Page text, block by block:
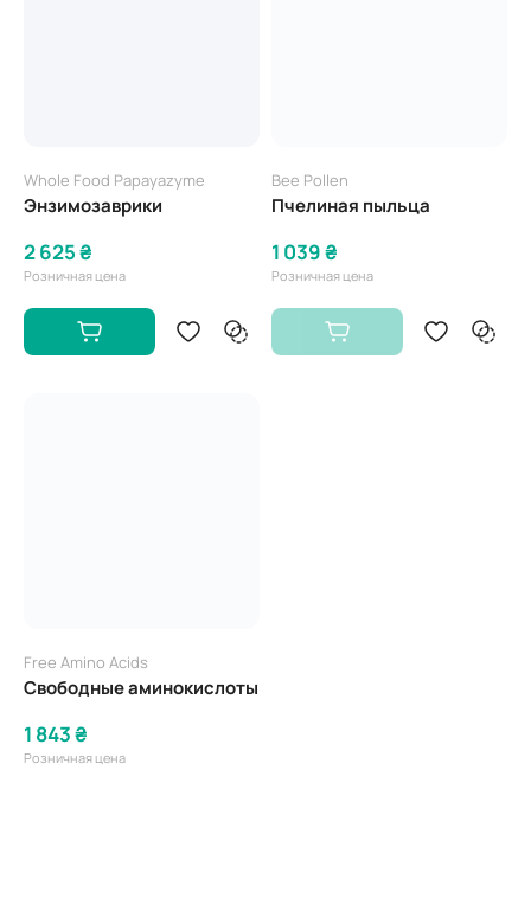
Whole Food Papayazyme
Энзимозаврики
2 625 ₴
Розничная цена
Bee Pollen
Пчелиная пыльца
1 039 ₴
Розничная цена
Free Amino Acids
Свободные аминокислоты
1 843 ₴
Розничная цена